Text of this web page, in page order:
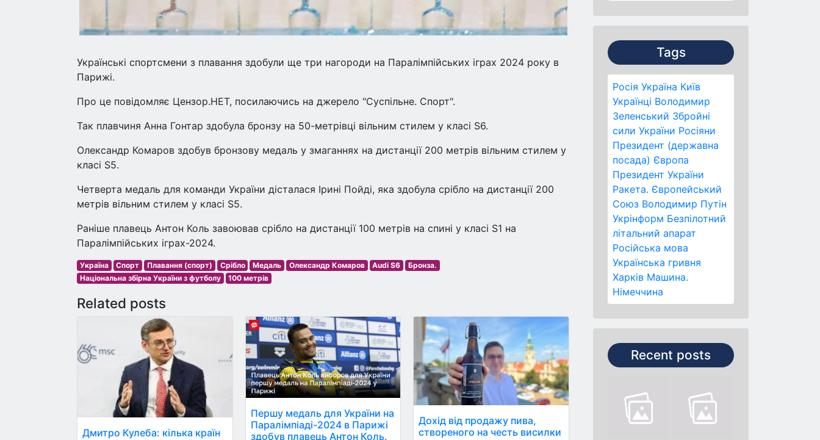
Tags
Росія Україна Київ
Українці Володимир
Зеленський Збройні
сили України Росіяни
Президент (державна
посада) Європа
Президент України
Ракета. Європейський
Союз Володимир Путін
Укрінформ Безпілотний
літальний апарат
Російська мова
Українська гривня
Харків Машина.
Німеччина
Recent posts
Українські спортсмени з плавання здобули ще три нагороди на Паралімпійських іграх 2024 року в
Парижі.
Про це повідомляє Цензор.НЕТ, посилаючись на джерело "Суспільне. Спорт".
Так плавчиня Анна Гонтар здобула бронзу на 50-метрівці вільним стилем у класі S6.
Олександр Комаров здобув бронзову медаль у змаганнях на дистанції 200 метрів вільним стилем у
класі S5.
Четверта медаль для команди України дісталася Ірині Пойді, яка здобула срібло на дистанції 200
метрів вільним стилем у класі S5.
Раніше плавець Антон Коль завоював срібло на дистанції 100 метрів на спині у класі S1 на
Паралімпійських іграх-2024.
Україна Спорт Плавання (спорт) Срібло Медаль Олександр Комаров Audi S6
Бронза.
Національна збірна України з футболу
100 метрів
Related posts
Дмитро Кулеба: кілька країн
Першу медаль для України на
Паралімпіаді-2024 в Парижі
здобув плавець Антон Коль.
Дохід від продажу пива,
створеного на честь висилки